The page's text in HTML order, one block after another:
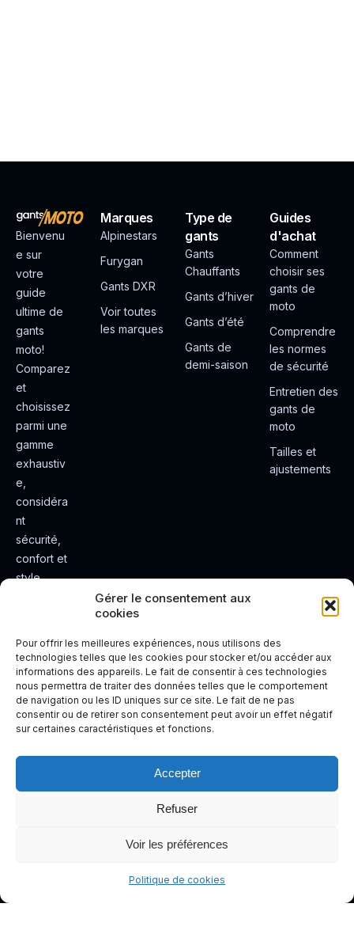
Gérer le consentement aux
cookies
Pour offrir les meilleures expériences, nous utilisons des
technologies telles que les cookies pour stocker et/ou accéder aux
informations des appareils. Le fait de consentir à ces technologies
nous permettra de traiter des données telles que le comportement
de navigation ou les ID uniques sur ce site. Le fait de ne pas
consentir ou de retirer son consentement peut avoir un effet négatif
sur certaines caractéristiques et fonctions.
Accepter
Refuser
Voir les préférences
Politique de cookies
Bienvenu
e sur
votre
guide
ultime de
gants
moto!
Comparez
et
choisissez
parmi une
gamme
exhaustiv
e,
considéra
nt
sécurité,
confort et
style.
e de
conduite
plus sûre
et plus
agréable.
Marques
Alpinestars
Furygan
Gants DXR
Voir toutes
les marques
Type de
gants
Gants
Chauffants
Gants d’hiver
Gants d’été
Gants de
demi-saison
Guides
d'achat
Comment
choisir ses
gants de
moto
Comprendre
les normes
de sécurité
Entretien des
gants de
moto
Tailles et
ajustements